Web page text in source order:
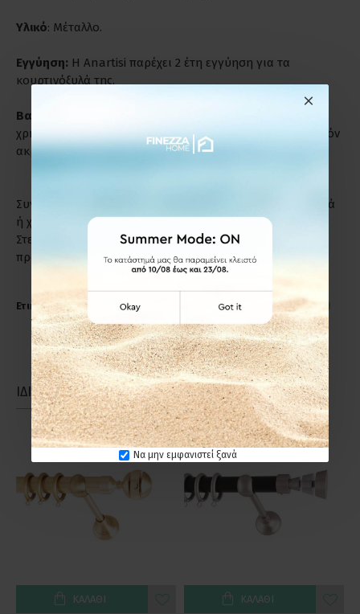
Να μην εμφανιστεί ξανά
Υλικό: Μέταλλο.
Εγγύηση: Η Anartisi παρέχει 2 έτη εγγύηση για τα
κουρτινόξυλά της.
Βαριά Χρήση:
χρήση. Ενδύκνυνται για επαγγελματικούς χώρους γι' αυτόν
ακριβώς το λόγο.
Συντήρηση: Μη χρησιμοποιείτε απορρυπαντικά, καυστικά
ή χλωριούχα υγρά για τον καθαρισμό των προϊόντων.
Στεγνό πανί ή σκέτο νερό, αρκούν για να διατηρήσετε το
προϊόν σε άριστη κατάσταση.
Ετικέτες: Anartisi ERMIS METAL Φ25 Κουρτινόξυλο Νίκελ Σατινέ
ΙΔΙΑΣ ΚΑΤΗΓΟΡΙΑΣ ΙΔΙΑΣ ΕΤΑΙΡΕΙΑΣ
ΚΑΛΆΘΙ ΚΑΛΆΘΙ